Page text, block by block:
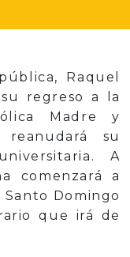
Raquel
regreso a la
Madre y
reanudará su
A
comenzará a
Domingo
que irá de